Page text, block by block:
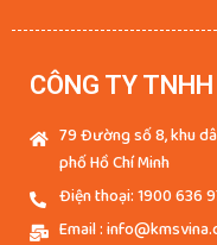
CÔNG TY
79 Đường số 8, khu
phố Hồ Chí Minh
Điện thoại: 1900 636
Email :